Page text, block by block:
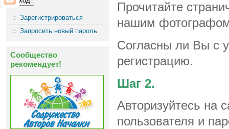
Зарегистрироваться
Запросить новый пароль
Сообщество
рекомендует!
Прочитайте
нашим
Согласны ли Вы с
регистрацию.
Шаг 2.
Авторизуйтесь на
пользователя и